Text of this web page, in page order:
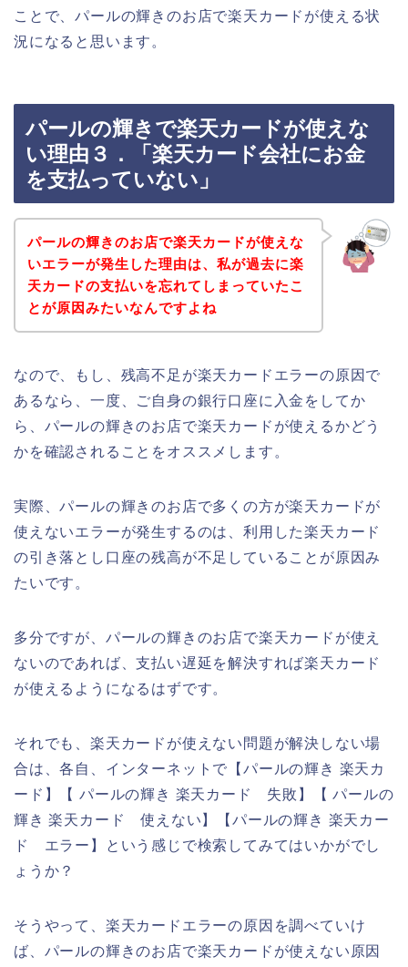
ことで、パールの輝きのお店で楽天カードが使える状
況になると思います。
パールの輝きで楽天カードが使えな
い理由３．「楽天カード会社にお金
を支払っていない」
パールの輝きのお店で楽天カードが使えな
いエラーが発生した理由は、私が過去に楽
天カードの支払いを忘れてしまっていたこ
とが原因みたいなんですよね
なので、もし、残高不足が楽天カードエラーの原因で
あるなら、一度、ご自身の銀行口座に入金をしてか
ら、パールの輝きのお店で楽天カードが使えるかどう
かを確認されることをオススメします。
実際、パールの輝きのお店で多くの方が楽天カードが
使えないエラーが発生するのは、利用した楽天カード
の引き落とし口座の残高が不足していることが原因み
たいです。
多分ですが、パールの輝きのお店で楽天カードが使え
ないのであれば、支払い遅延を解決すれば楽天カード
が使えるようになるはずです。
それでも、楽天カードが使えない問題が解決しない場
合は、各自、インターネットで【パールの輝き 楽天カ
ード】【 パールの輝き 楽天カード 失敗】【 パールの
輝き 楽天カード 使えない】【パールの輝き 楽天カー
ド エラー】という感じで検索してみてはいかがでし
ょうか？
そうやって、楽天カードエラーの原因を調べていけ
ば、パールの輝きのお店で楽天カードが使えない原因